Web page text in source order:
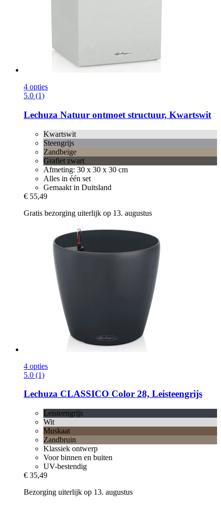
4 opties
5.0 (1)
Lechuza Natuur ontmoet structuur, Kwartswit
Kwartswit
Steengrijs
Zandbeige
Grafiet zwart
Afmeting: 30 x 30 x 30 cm
Alles in één set
Gemaakt in Duitsland
€ 55,49
Gratis bezorging uiterlijk op 13. augustus
4 opties
5.0 (1)
Lechuza CLASSICO Color 28, Leisteengrijs
Leisteengrijs
Wit
Muskaat
Zandbruin
Klassiek ontwerp
Voor binnen en buiten
UV-bestendig
€ 35,49
Bezorging uiterlijk op 13. augustus